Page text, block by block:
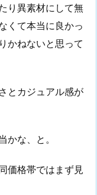
り異素材にして無
くて本当に良かっ
かねないと思って
とカジュアル感が
な、と。
価格帯ではまず見